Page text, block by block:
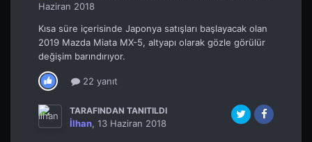
Haziran 2018
Kısa süre içerisinde Japonya satışları başlayacak olan
2019 Mazda Miata MX-5, altyapı olarak gözle görülür
değişim barındırıyor.
22 yanıt
TARAFINDAN TANITILDI
İlhan, 13 Haziran 2018